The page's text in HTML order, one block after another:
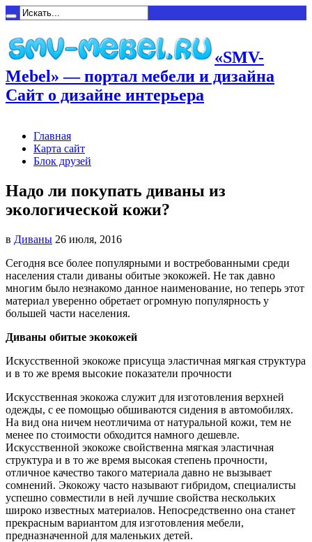
«SMV-
Mebel» — портал мебели и дизайна
Сайт о дизайне интерьера
Главная
Карта сайт
Блок друзей
Надо ли покупать диваны из
экологической кожи?
в Диваны 26 июля, 2016
Сегодня все более популярными и востребованными среди
населения стали диваны обитые экокожей. Не так давно
многим было незнакомо данное наименование, но теперь этот
материал уверенно обретает огромную популярность у
большей части населения.
Диваны обитые экокожей
Искусственной экокоже присуща эластичная мягкая структура
и в то же время высокие показатели прочности
Искусственная экокожа служит для изготовления верхней
одежды, с ее помощью обшиваются сидения в автомобилях.
На вид она ничем неотличима от натуральной кожи, тем не
менее по стоимости обходится намного дешевле.
Искусственной экокоже свойственна мягкая эластичная
структура и в то же время высокая степень прочности,
отличное качество такого материала давно не вызывает
сомнений. Экокожу часто называют гибридом, специалисты
успешно совместили в ней лучшие свойства нескольких
широко известных материалов. Непосредственно она станет
прекрасным вариантом для изготовления мебели,
предназначенной для маленьких детей.